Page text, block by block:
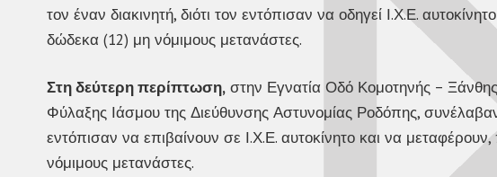
τον έναν διακινητή, διότι τον εντόπισαν να οδηγεί Ι.Χ.Ε.
δώδεκα (12) μη νόμιμους μετανάστες.
Στη δεύτερη περίπτωση, στην Εγνατία Οδό Κομοτηνής –
Φύλαξης Ιάσμου της Διεύθυνσης Αστυνομίας Ροδόπης, συνέλαβαν
εντόπισαν να επιβαίνουν σε Ι.Χ.Ε. αυτοκίνητο και να
νόμιμους μετανάστες.